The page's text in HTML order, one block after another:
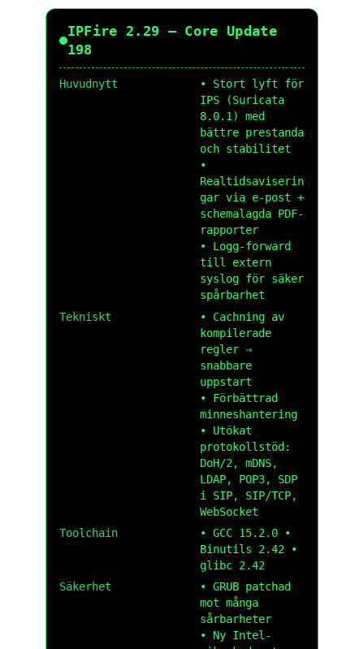
IPFire 2.29 – Core Update
198
Huvudnytt
• Stort lyft för
IPS (Suricata
8.0.1) med
bättre prestanda
och stabilitet
•
Realtidsaviserin
gar via e-post +
schemalagda PDF-
rapporter
• Logg-forward
till extern
syslog för säker
spårbarhet
Tekniskt
• Cachning av
kompilerade
regler ⇒
snabbare
uppstart
• Förbättrad
minneshantering
• Utökat
protokollstöd:
DoH/2, mDNS,
LDAP, POP3, SDP
i SIP, SIP/TCP,
WebSocket
Toolchain
• GCC 15.2.0 •
Binutils 2.42 •
glibc 2.42
Säkerhet
• GRUB patchad
mot många
sårbarheter
• Ny Intel-